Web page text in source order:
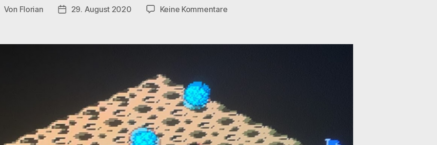
Von Florian Veröffentlichungsdatum
29. August 2020 Keine Kommentarezu